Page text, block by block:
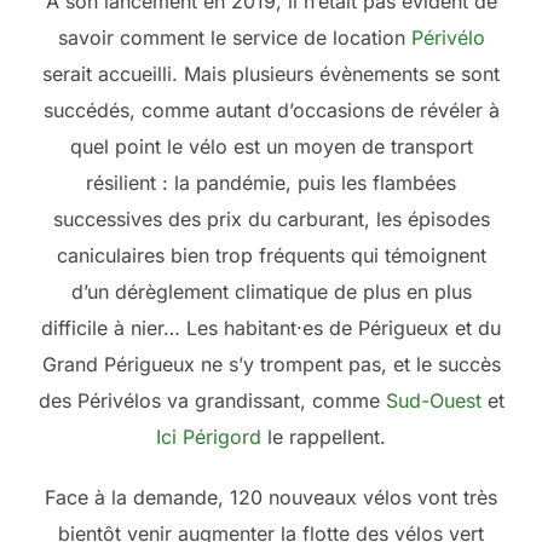
savoir comment le service de location Périvélo
serait accueilli. Mais plusieurs évènements se sont
succédés, comme autant d’occasions de révéler à
quel point le vélo est un moyen de transport
résilient : la pandémie, puis les flambées
successives des prix du carburant, les épisodes
caniculaires bien trop fréquents qui témoignent
d’un dérèglement climatique de plus en plus
difficile à nier… Les habitant·es de Périgueux et du
Grand Périgueux ne s’y trompent pas, et le succès
des Périvélos va grandissant, comme Sud-Ouestet
Ici Périgord le rappellent.
Face à la demande, 120 nouveaux vélos vont très
bientôt venir augmenter la flotte des vélos vert